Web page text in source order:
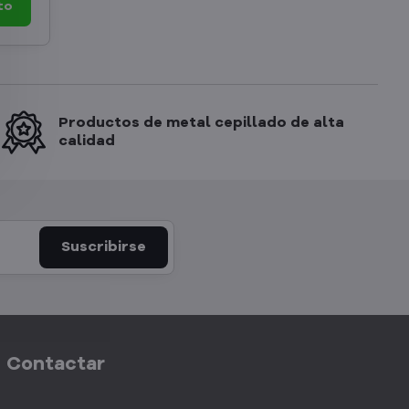
Productos de metal cepillado de alta
calidad
Suscribirse
Contactar